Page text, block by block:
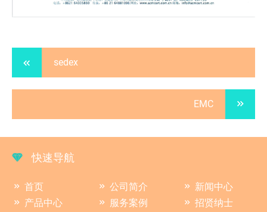
sedex
EMC
快速导航
首页 公司简介
新闻中心
产品中心
服务案例
招贤纳士